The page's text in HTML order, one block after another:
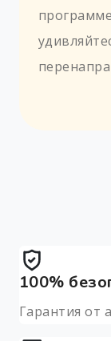
100%
Гарантия от